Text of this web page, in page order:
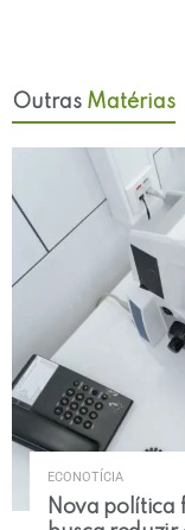
Outras Matérias
ECONOTÍCIA
Nova política